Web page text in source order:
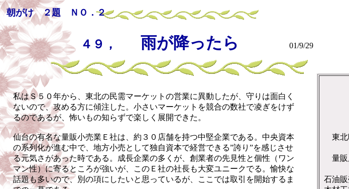
私はＳ５０年から、東北の民需マーケットの営業に異動したが、守りは面白く
ないので、攻める方に傾注した。小さいマーケットを競合の数社で凌ぎをけず
るのであるが、怖いもの知らずで楽しく展開できた。
仙台の有名な量販小売業Ｅ社は、約３０店舗を持つ中堅企業である。中央資本
の系列化が進む中で、地方小売として独自資本で経営できる”誇り”を感じさせ
る元気さがあった時である。成長企業の多くが、創業者の先見性と個性（ワン
マン性）に寄るところが強いが、このＥ社の社長も大変ユニークでる。愉快な
話題も多いので、別の項にしたいと思っているが、ここでは取引を開始するま
４９， 雨が降ったら 01/9/29
東北
量販
石油販
朝がけ ２題 ＮＯ．２